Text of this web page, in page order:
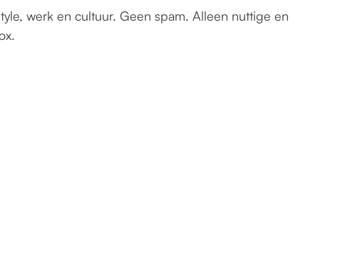
werk en cultuur. Geen spam. Alleen nuttige en